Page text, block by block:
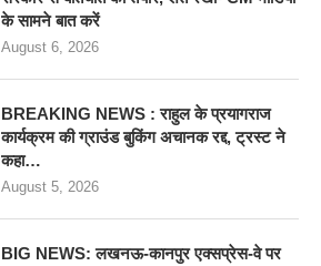
के सामने बात करें
August 6, 2026
BREAKING NEWS : राहुल के प्रयागराज
कार्यक्रम की ग्राउंड बुकिंग अचानक रद्द, ट्रस्ट ने
कहा…
August 5, 2026
BIG NEWS: लखनऊ-कानपुर एक्सप्रेस-वे पर